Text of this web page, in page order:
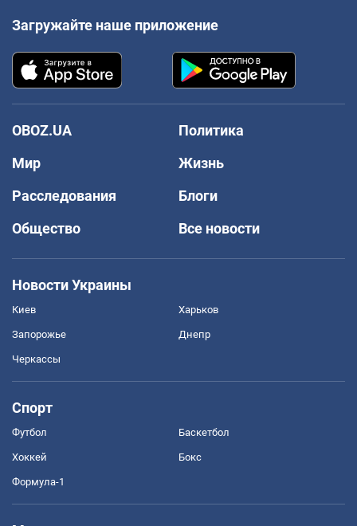
Загружайте наше приложение
OBOZ.UA
Политика
Мир
Жизнь
Расследования
Блоги
Общество
Все новости
Новости Украины
Киев Харьков
Запорожье Днепр
Черкассы
Спорт
Футбол Баскетбол
Хоккей Бокс
Формула-1